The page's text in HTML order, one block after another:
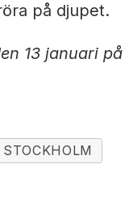
på djupet.
13 januari på
STOCKHOLM